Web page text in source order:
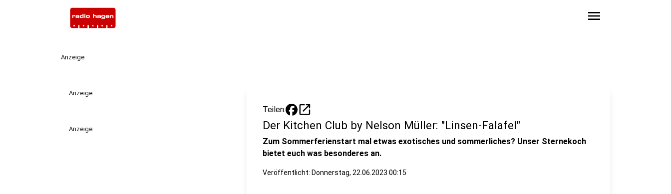
menu
Anzeige
Anzeige
Anzeige
Teilen: open_in_new
Der Kitchen Club by Nelson Müller: "Linsen-Falafel"
Zum Sommerferienstart mal etwas exotisches und sommerliches? Unser Sternekoch
bietet euch was besonderes an.
Veröffentlicht: Donnerstag, 22.06.2023 00:15